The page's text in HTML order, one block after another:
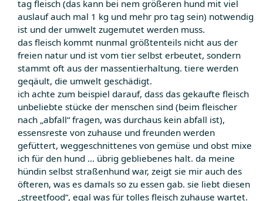
tag fleisch (das kann bei nem größeren hund mit viel
auslauf auch mal 1 kg und mehr pro tag sein) notwendig
ist und der umwelt zugemutet werden muss.
das fleisch kommt nunmal größtenteils nicht aus der
freien natur und ist vom tier selbst erbeutet, sondern
stammt oft aus der massentierhaltung. tiere werden
geqäult, die umwelt geschädigt.
ich achte zum beispiel darauf, dass das gekaufte fleisch
unbeliebte stücke der menschen sind (beim fleischer
nach „abfall“ fragen, was durchaus kein abfall ist),
essensreste von zuhause und freunden werden
gefüttert, weggeschnittenes von gemüse und obst mixe
ich für den hund … übrig gebliebenes halt. da meine
hündin selbst straßenhund war, zeigt sie mir auch des
öfteren, was es damals so zu essen gab. sie liebt diesen
„streetfood“, egal was für tolles fleisch zuhause wartet.